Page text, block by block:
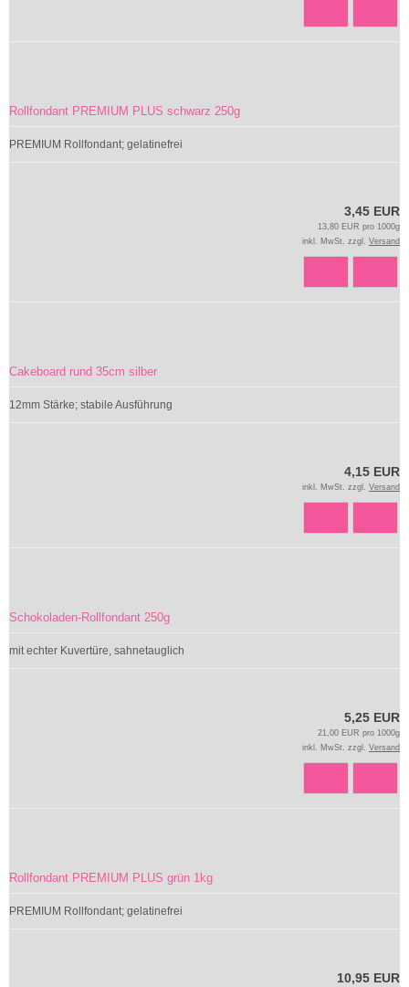
Rollfondant PREMIUM PLUS schwarz 250g
PREMIUM Rollfondant; gelatinefrei
3,45 EUR
13,80 EUR pro 1000g
inkl. MwSt. zzgl. Versand
Cakeboard rund 35cm silber
12mm Stärke; stabile Ausführung
4,15 EUR
inkl. MwSt. zzgl. Versand
Schokoladen-Rollfondant 250g
mit echter Kuvertüre, sahnetauglich
5,25 EUR
21,00 EUR pro 1000g
inkl. MwSt. zzgl. Versand
Rollfondant PREMIUM PLUS grün 1kg
PREMIUM Rollfondant; gelatinefrei
10,95 EUR